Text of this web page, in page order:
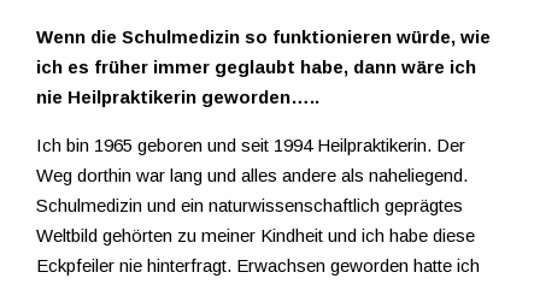
Wenn die Schulmedizin so funktionieren würde, wie
ich es früher immer geglaubt habe, dann wäre ich
nie Heilpraktikerin geworden…..
Ich bin 1965 geboren und seit 1994 Heilpraktikerin. Der
Weg dorthin war lang und alles andere als naheliegend.
Schulmedizin und ein naturwissenschaftlich geprägtes
Weltbild gehörten zu meiner Kindheit und ich habe diese
Eckpfeiler nie hinterfragt. Erwachsen geworden hatte ich